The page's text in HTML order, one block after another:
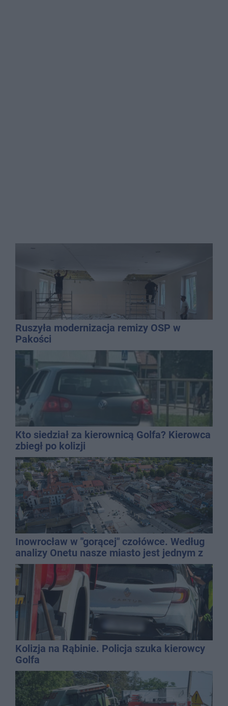
Ruszyła modernizacja remizy OSP w
Pakości
Kto siedział za kierownicą Golfa? Kierowca
zbiegł po kolizji
Inowrocław w "gorącej" czołówce. Według
analizy Onetu nasze miasto jest jednym z
najbardziej narażonych na upały
Kolizja na Rąbinie. Policja szuka kierowcy
Golfa